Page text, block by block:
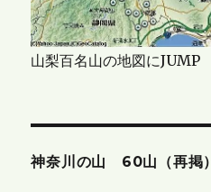
山梨百名山の地図にJUMP
神奈川の山 60山（再掲）